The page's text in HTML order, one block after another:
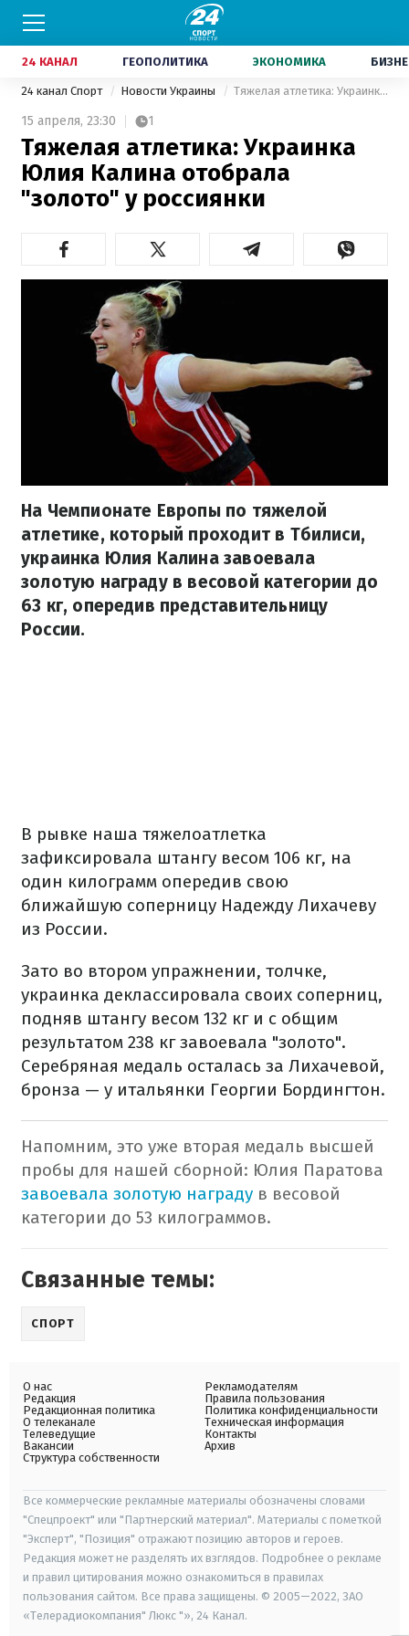
24 КАНАЛ ГЕОПОЛИТИКА ЭКОНОМИКА
24 канал Спорт Новости Украины Тяжелая атлетика: Украинка Юлия Калина отобрала "золото" у россиянки
15 апреля, 23:30 1
Тяжелая атлетика: Украинка
Юлия Калина отобрала
"золото" у россиянки
На Чемпионате Европы по тяжелой
атлетике, который проходит в Тбилиси,
украинка Юлия Калина завоевала
золотую награду в весовой категории до
63 кг, опередив представительницу
России.
В рывке наша тяжелоатлетка
зафиксировала штангу весом 106 кг, на
один килограмм опередив свою
ближайшую соперницу Надежду Лихачеву
из России.
Зато во втором упражнении, толчке,
украинка деклассировала своих соперниц,
подняв штангу весом 132 кг и с общим
результатом 238 кг завоевала "золото".
Серебряная медаль осталась за Лихачевой,
бронза — у итальянки Георгии Бордингтон.
Напомним, это уже вторая медаль высшей
пробы для нашей сборной: Юлия Паратова
завоевала золотую награду в весовой
категории до 53 килограммов.
Связанные темы:
СПОРТ
О нас
Редакция
Редакционная политика
О телеканале
Телеведущие
Вакансии
Структура собственности
Рекламодателям
Правила пользования
Политика конфиденциальности
Техническая информация
Контакты
Архив
Все коммерческие рекламные материалы обозначены словами
"Спецпроект" или "Партнерский материал". Материалы с пометкой
"Эксперт", "Позиция" отражают позицию авторов и героев.
Редакция может не разделять их взглядов. Подробнее о рекламе
и правил цитирования можно ознакомиться в правилах
пользования сайтом. Все права защищены. © 2005—2022, ЗАО
«Телерадиокомпания" Люкс "», 24 Канал.